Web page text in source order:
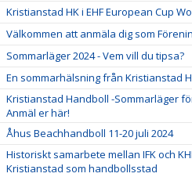
Kristianstad HK i EHF European Cup
Välkommen att anmäla dig som
Sommarläger 2024 - Vem vill du tipsa?
En sommarhälsning från Kristianstad
Kristianstad Handboll -Sommarläger
Anmäl er här!
Åhus Beachhandboll 11-20 juli 2024
Historiskt samarbete mellan IFK och
Kristianstad som handbollsstad